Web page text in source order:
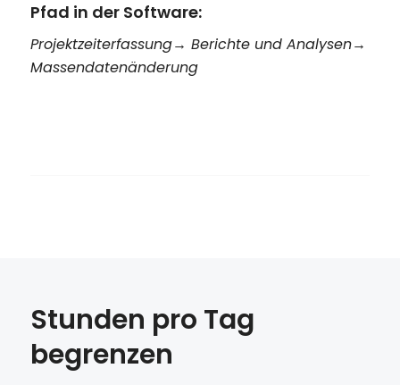
Pfad in der Software:
Projektzeiterfassung→ Berichte und Analysen→
Massendatenänderung
Stunden pro Tag
begrenzen